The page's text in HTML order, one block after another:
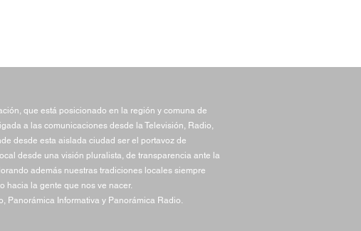
FOJI invita a participar del
que está posicionado en la región y comuna de
a las comunicaciones desde la Televisión, Radio,
desde esta aislada ciudad ser el portavoz de
desde una visión pluralista, de transparencia ante la
además nuestras tradiciones locales siempre
hacia la gente que nos ve nacer.
Panorámica Informativa y Panorámica Radio.